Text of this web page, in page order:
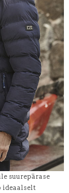
suurepärase
ideaalselt